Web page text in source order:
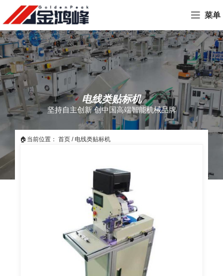
菜单
电线类贴标机
坚持自主创新 创中国高端智能机械品牌
🏠当前位置： 首页 / 电线类贴标机